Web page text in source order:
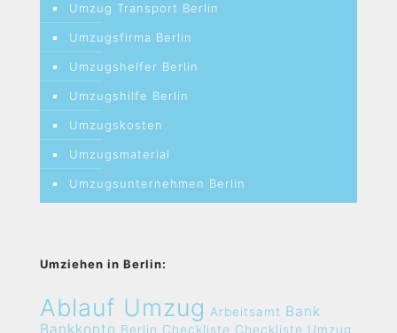
Umzug Transport Berlin
Umzugsfirma Berlin
Umzugshelfer Berlin
Umzugshilfe Berlin
Umzugskosten
Umzugsmaterial
Umzugsunternehmen Berlin
Umziehen in Berlin:
Ablauf Umzug Arbeitsamt Bank
Bankkonto Berlin Checkliste Checkliste Umzug